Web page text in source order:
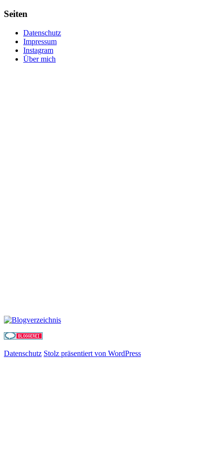
Seiten
Datenschutz
Impressum
Instagram
Über mich
Datenschutz Stolz präsentiert von WordPress